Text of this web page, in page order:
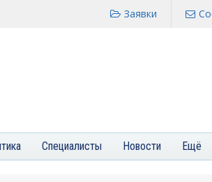
Заявки
Специалисты Новости Ещё